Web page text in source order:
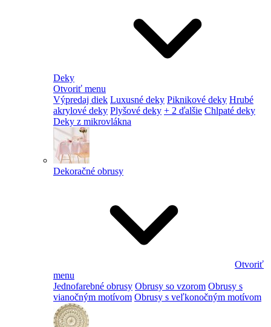
Deky
Otvoriť menu
Výpredaj diek Luxusné deky Piknikové deky Hrubé
akrylové deky Plyšové deky + 2 ďalšie Chlpaté deky
Deky z mikrovlákna
Dekoračné obrusy
Otvoriť
menu
Jednofarebné obrusy Obrusy so vzorom Obrusy s
vianočným motívom Obrusy s veľkonočným motívom